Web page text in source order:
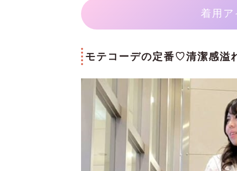
着用ア
モテコーデの定番♡清潔感溢